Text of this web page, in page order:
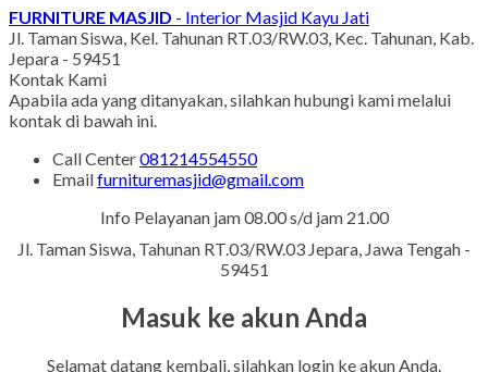
FURNITURE MASJID - Interior Masjid Kayu Jati
Jl. Taman Siswa, Kel. Tahunan RT.03/RW.03, Kec. Tahunan, Kab.
Jepara - 59451
Kontak Kami
Apabila ada yang ditanyakan, silahkan hubungi kami melalui
kontak di bawah ini.
Call Center081214554550
Emailfurnituremasjid@gmail.com
Info Pelayanan jam 08.00 s/d jam 21.00
Jl. Taman Siswa, Tahunan RT.03/RW.03 Jepara, Jawa Tengah -
59451
Masuk ke akun Anda
Selamat datang kembali, silahkan login ke akun Anda.